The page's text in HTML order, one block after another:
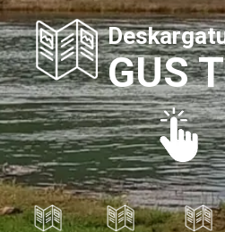
GUS